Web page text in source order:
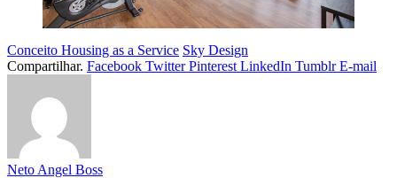
Conceito Housing as a Service Sky Design
Compartilhar. Facebook Twitter Pinterest LinkedIn Tumblr E-mail
Neto Angel Boss